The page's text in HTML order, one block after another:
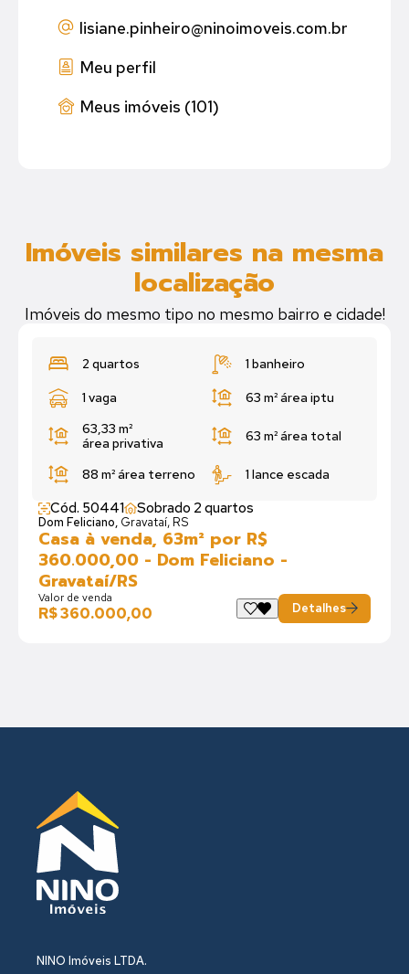
lisiane.pinheiro@ninoimoveis.com.br
Meu perfil
Meus imóveis (101)
Imóveis similares na mesma
localização
Imóveis do mesmo tipo no mesmo bairro e cidade!
2 quartos 1 banheiro
1 vaga 63 m²área iptu
63,33 m²
área privativa
63 m²área total
88 m²área terreno 1 lance escada
Cód. 50441 Sobrado 2 quartos
Dom Feliciano, Gravataí, RS
Casa à venda, 63m² por R$
360.000,00 - Dom Feliciano -
Gravataí/RS
Valor de venda
R$ 360.000,00 Detalhes
NINO Imóveis LTDA.